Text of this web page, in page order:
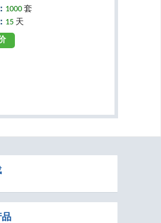
1000 套
15 天
品